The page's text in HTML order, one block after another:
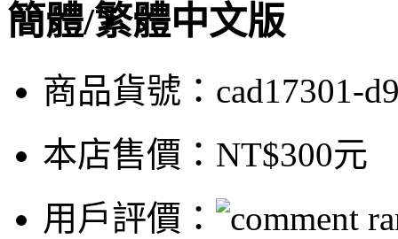
簡體/繁體中文版
商品貨號：cad17301-
本店售價： NT$300元
用戶評價：